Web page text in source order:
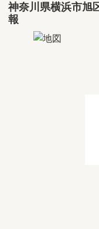
神奈川県横浜市旭
報